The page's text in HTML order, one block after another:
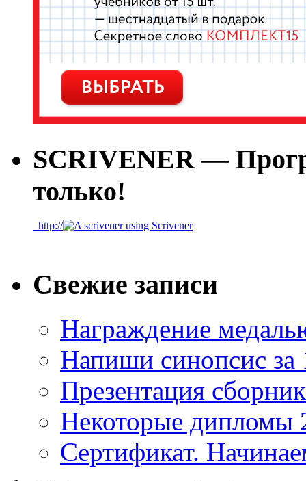
SCRIVENER —
только!
http://
Свежие записи
Награждение
Напиши синопсис за
Презентация
Некоторые дипломы
Сертификат.